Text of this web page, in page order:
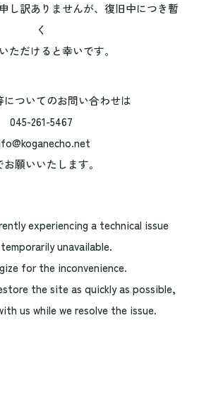
し訳ありませんが、復旧中につき暫
く
ただけると幸いです。
についてのお問い合わせは
045-261-5467
お願いいたします。
experiencing a technical issue
unavailable.
for the inconvenience.
the site as quickly as possible,
us while we resolve the issue.